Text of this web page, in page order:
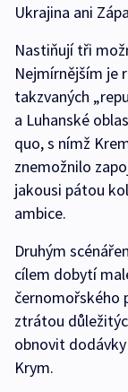
Ukrajina ani
Nastiňují tři
Nejmírnějším je
takzvaných
a Luhanské
quo, s nímž
znemožnilo
jakousi pátou
ambice.
Druhým
cílem dobytí
černomořského
ztrátou
obnovit
Krym.